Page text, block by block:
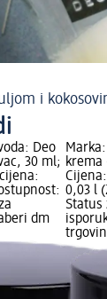
i
Deo
30 ml;
dm
0,03 l
Status